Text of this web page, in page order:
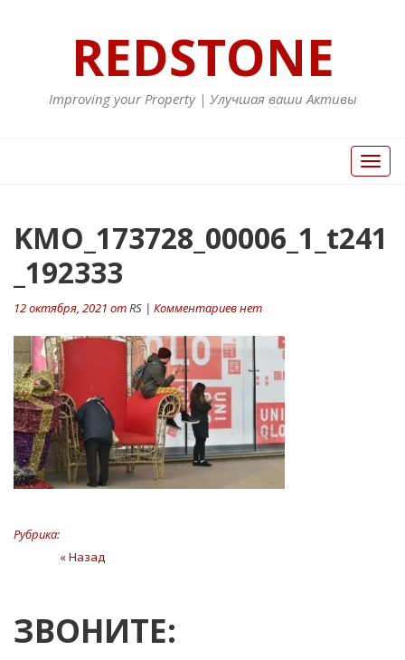
REDSTONE
Improving your Property | Улучшая ваши Активы
Вкл/
Выкл
KMO_173728_00006_1_t241
_192333
12 октября, 2021 отRS | Комментариев нет
Рубрика:
Навигация
записям
« Назад
ЗВОНИТЕ: